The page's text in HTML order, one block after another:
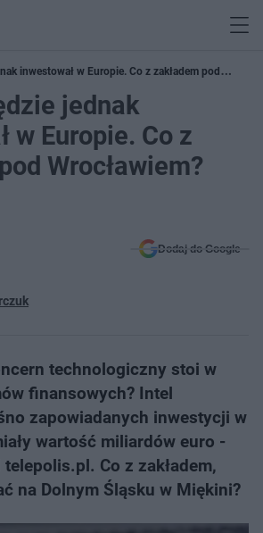
inwestował w Europie. Co z zakładem pod
jednak
w Europie. Co z
Wrocławiem?
Dodaj do Google
technologiczny stoi w
finansowych? Intel
zapowiadanych inwestycji w
wartość miliardów euro -
Co z zakładem,
na Dolnym Śląsku w Miękini?